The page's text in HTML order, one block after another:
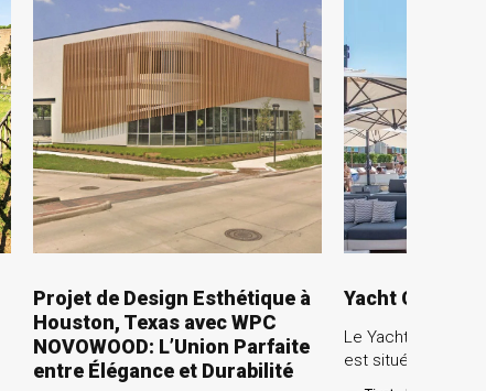
Projet de Design Esthétique à
Houston, Texas avec WPC
NOVOWOOD: L’Union Parfaite
entre Élégance et Durabilité
Yacht Club
Le Yacht Club de
est situé dans la